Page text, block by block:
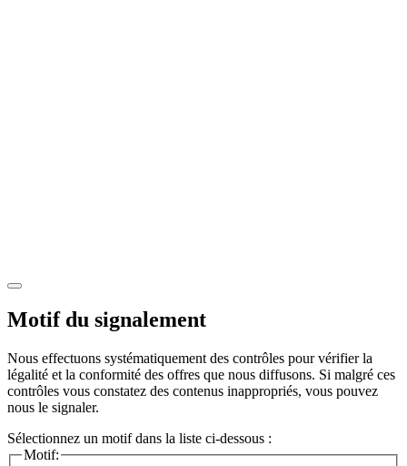
Motif du signalement
Nous effectuons systématiquement des contrôles pour vérifier la
légalité et la conformité des offres que nous diffusons. Si malgré ces
contrôles vous constatez des contenus inappropriés, vous pouvez
nous le signaler.
Sélectionnez un motif dans la liste ci-dessous :
Motif: